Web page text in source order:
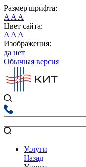
Размер шрифта:
A A A
Цвет сайта:
A A A
Изображения:
да нет
Обычная версия
Услуги
Назад